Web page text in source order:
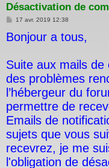
Désactivation de
M
s
s
e
17 avr. 2019 12:38
Bonjour a tous,
Suite aux mails
des problèmes
l’hébergeur du
permettre de
Emails de
sujets que vous
recevrez, je me
l'obligation de